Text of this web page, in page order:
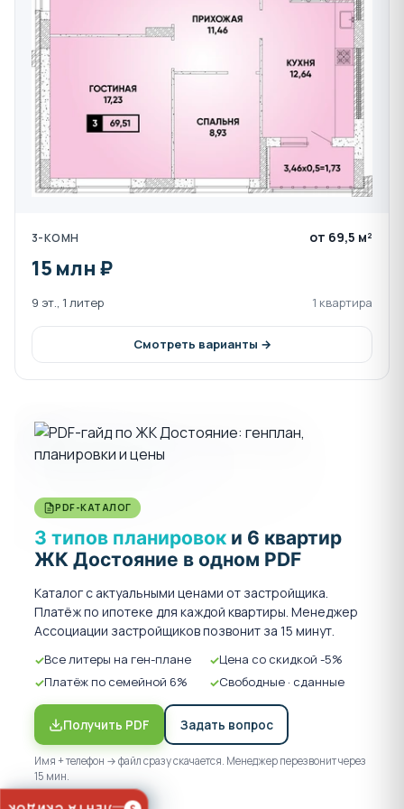
полная разводка систем водоснабжения для
радиаторов конвекторного типа
радиаторы конвекторного типа
остекление
выполнен ввод электрики в квартиру
3 школы ( №95,96,99)
Строительный центр «Леруа Мерлен»
Футбольная академия
9 детских садов
аптеки
Гипермаркет «Магнит»
Бассейн ЦСК
Так же в 3 минутах езды от территории ЖК
находится ТРЦ "Красная площадь", который
удовлетворит все ваши потребности, так как на
территории развлекательного комплекса
имеются: ресторанные дворики, магазины
одежды, кинотеатр и даже ледовый каток.
Строительство ведётся в соответствии с
Федеральным законом №214.
Для того чтобы купить квартиру без переплат и
без комиссий звоните в отдел продаж Ассоциации
3-КОМН от 69,5 м²
15 млн ₽
9 эт., 1 литер 1 квартира
Смотреть варианты →
PDF-КАТАЛОГ
3 типов планировок и 6 квартир
ЖК Достояние в одном PDF
Каталог с актуальными ценами от застройщика.
Платёж по ипотеке для каждой квартиры. Менеджер
Ассоциации застройщиков позвонит за 15 минут.
Все литеры на ген-плане
Цена со скидкой -5%
Платёж по семейной 6%
Свободные · сданные
Получить PDF Задать вопрос
Имя + телефон → файл сразу скачается. Менеджер перезвонит через
15 мин.